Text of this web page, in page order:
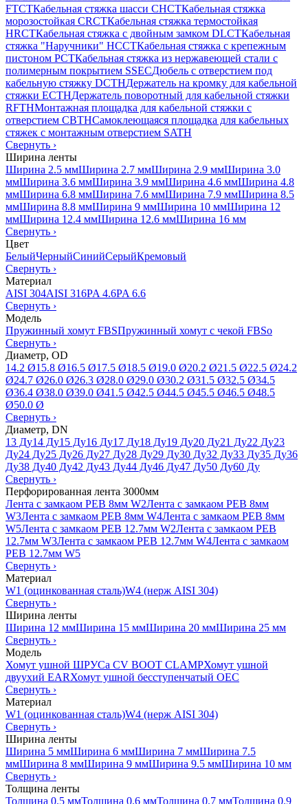
FTCTКабельная стяжка шасси CHCTКабельная стяжка
морозостойкая CRCTКабельная стяжка термостойкая
HRCTКабельная стяжка с двойным замком DLCTКабельная
стяжка "Наручники" HCCTКабельная стяжка с крепежным
пистоном PCTКабельная стяжка из нержавеющей стали с
полимерным покрытием SSECДюбель с отверстием под
кабельную стяжку DCTHДержатель на кромку для кабельной
стяжки ECTHДержатель поворотный для кабельной стяжки
RFTHМонтажная площадка для кабельной стяжки с
отверстием CBTHСамоклеющаяся площадка для кабельных
стяжек с монтажным отверстием SATH
Свернуть ›
Ширина ленты
Ширина 2.5 ммШирина 2.7 ммШирина 2.9 ммШирина 3.0
ммШирина 3.6 ммШирина 3.9 ммШирина 4.6 ммШирина 4.8
ммШирина 6.8 ммШирина 7.6 ммШирина 7.9 ммШирина 8.5
ммШирина 8.8 ммШирина 9 ммШирина 10 ммШирина 12
ммШирина 12.4 ммШирина 12.6 ммШирина 16 мм
Свернуть ›
Цвет
БелыйЧерныйСинийСерыйКремовый
Свернуть ›
Материал
AISI 304AISI 316PA 4.6PA 6.6
Свернуть ›
Модель
Пружинный хомут FBSПружинный хомут с чекой FBSo
Свернуть ›
Диаметр, OD
14.2 Ø15.8 Ø16.5 Ø17.5 Ø18.5 Ø19.0 Ø20.2 Ø21.5 Ø22.5 Ø24.2
Ø24.7 Ø26.0 Ø26.3 Ø28.0 Ø29.0 Ø30.2 Ø31.5 Ø32.5 Ø34.5
Ø36.4 Ø38.0 Ø39.0 Ø41.5 Ø42.5 Ø44.5 Ø45.5 Ø46.5 Ø48.5
Ø50.0 Ø
Свернуть ›
Диаметр, DN
13 Ду14 Ду15 Ду16 Ду17 Ду18 Ду19 Ду20 Ду21 Ду22 Ду23
Ду24 Ду25 Ду26 Ду27 Ду28 Ду29 Ду30 Ду32 Ду33 Ду35 Ду36
Ду38 Ду40 Ду42 Ду43 Ду44 Ду46 Ду47 Ду50 Ду60 Ду
Свернуть ›
Перфорированная лента 3000мм
Лента с замкаом PEB 8мм W2Лента с замкаом PEB 8мм
W3Лента с замкаом PEB 8мм W4Лента с замкаом PEB 8мм
W5Лента с замкаом PEB 12.7мм W2Лента с замкаом PEB
12.7мм W3Лента с замкаом PEB 12.7мм W4Лента с замкаом
PEB 12.7мм W5
Свернуть ›
Материал
W1 (оцинкованная сталь)W4 (нерж AISI 304)
Свернуть ›
Ширина ленты
Ширина 12 ммШирина 15 ммШирина 20 ммШирина 25 мм
Свернуть ›
Модель
Хомут ушной ШРУСа CV BOOT CLAMPХомут ушной
двуухий EARХомут ушной бесступенчатый OEC
Свернуть ›
Материал
W1 (оцинкованная сталь)W4 (нерж AISI 304)
Свернуть ›
Ширина ленты
Ширина 5 ммШирина 6 ммШирина 7 ммШирина 7.5
ммШирина 8 ммШирина 9 ммШирина 9.5 ммШирина 10 мм
Свернуть ›
Толщина ленты
Толщина 0.5 ммТолщина 0.6 ммТолщина 0.7 ммТолщина 0.9